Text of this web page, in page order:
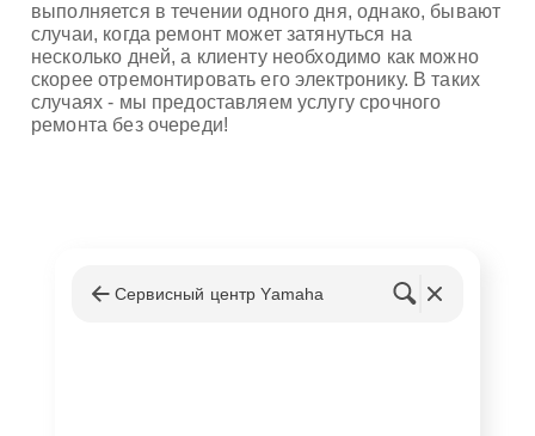
выполняется в течении одного дня, однако, бывают
случаи, когда ремонт может затянуться на
несколько дней, а клиенту необходимо как можно
скорее отремонтировать его электронику. В таких
случаях - мы предоставляем услугу срочного
ремонта без очереди!
Сервисный центр Yamaha